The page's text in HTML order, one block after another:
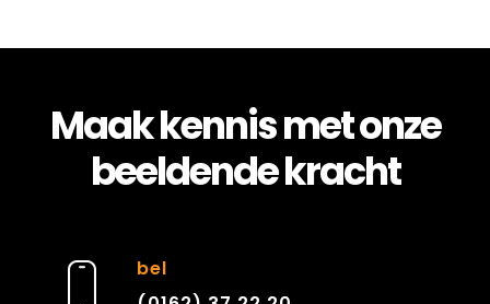
Maak kennis met onze
beeldende kracht
bel